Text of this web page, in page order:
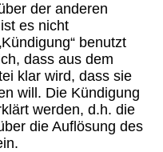
der anderen
es nicht
benutzt
dass aus dem
klar wird, dass sie
will. Die Kündigung
werden, d.h. die
die Auflösung des